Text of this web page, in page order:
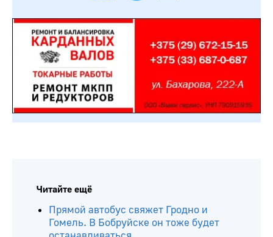
Читайте ещё
Прямой автобус свяжет Гродно и
Гомель. В Бобруйске он тоже будет